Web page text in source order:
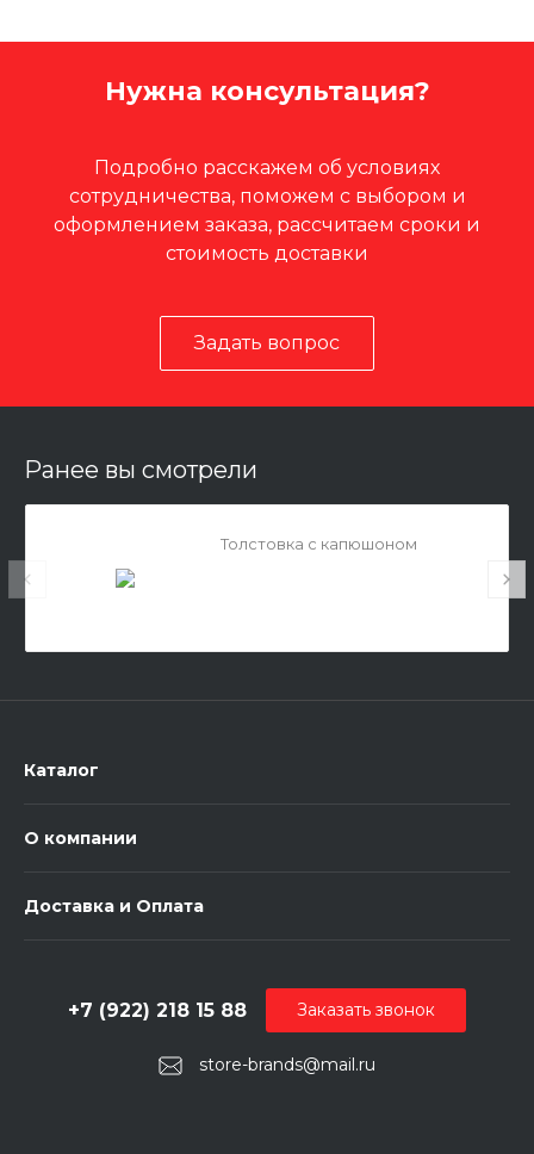
Нужна консультация?
Подробно расскажем об условиях
сотрудничества, поможем с выбором и
оформлением заказа, рассчитаем сроки и
стоимость доставки
Задать вопрос
Ранее вы смотрели
Толстовка с капюшоном
Каталог
О компании
Доставка и Оплата
store-brands@mail.ru
+7 (922) 218 15 88 Заказать звонок